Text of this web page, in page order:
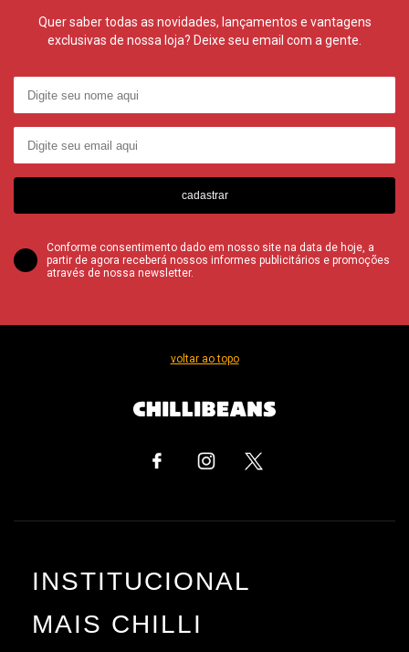
Quer saber todas as novidades, lançamentos e vantagens
exclusivas de nossa loja? Deixe seu email com a gente.
cadastrar
Conforme consentimento dado em nosso site na data de hoje, a
partir de agora receberá nossos informes publicitários e promoções
através de nossa newsletter.
voltar ao topo
INSTITUCIONAL
MAIS CHILLI